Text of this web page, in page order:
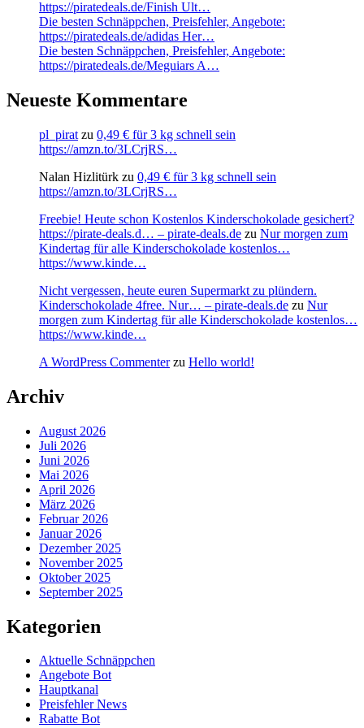
https://piratedeals.de/Finish Ult…
Die besten Schnäppchen, Preisfehler, Angebote:
https://piratedeals.de/adidas Her…
Die besten Schnäppchen, Preisfehler, Angebote:
https://piratedeals.de/Meguiars A…
Neueste Kommentare
pl_pirat zu 0,49 € für 3 kg schnell sein
https://amzn.to/3LCrjRS…
Nalan Hizlitürk zu 0,49 € für 3 kg schnell sein
https://amzn.to/3LCrjRS…
Freebie! Heute schon Kostenlos Kinderschokolade gesichert?
https://pirate-deals.d… – pirate-deals.de zu Nur morgen zum
Kindertag für alle Kinderschokolade kostenlos…
https://www.kinde…
Nicht vergessen, heute euren Supermarkt zu plündern.
Kinderschokolade 4free. Nur… – pirate-deals.de zu Nur
morgen zum Kindertag für alle Kinderschokolade kostenlos…
https://www.kinde…
A WordPress Commenterzu Hello world!
Archiv
August 2026
Juli 2026
Juni 2026
Mai 2026
April 2026
März 2026
Februar 2026
Januar 2026
Dezember 2025
November 2025
Oktober 2025
September 2025
Kategorien
Aktuelle Schnäppchen
Angebote Bot
Hauptkanal
Preisfehler News
Rabatte Bot